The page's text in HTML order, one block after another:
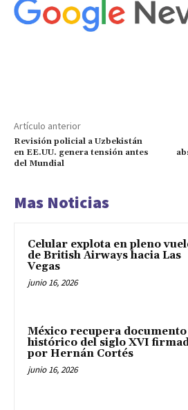
Artículo anterior
Revisión policial a Uzbekistán
en EE.UU. genera tensión antes
del Mundial
Mas Noticias
Celular explota en pleno
de British Airways hacia Las
Vegas
junio 16, 2026
México recupera documento
histórico del siglo XVI
por Hernán Cortés
junio 16, 2026